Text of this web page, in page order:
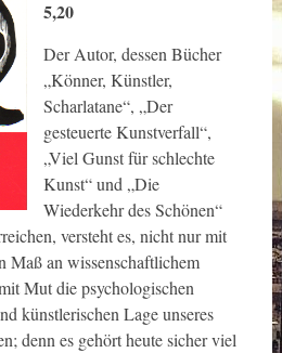
5,20
Der Autor, dessen Bücher
„Könner, Künstler,
Scharlatane“, „Der
gesteuerte Kunstverfall“,
„Viel Gunst für schlechte
Kunst“ und „Die
Wiederkehr des Schönen“
versteht es, nicht nur mit
Maß an wissenschaftlichem
Mut die psychologischen
künstlerischen Lage unseres
denn es gehört heute sicher viel